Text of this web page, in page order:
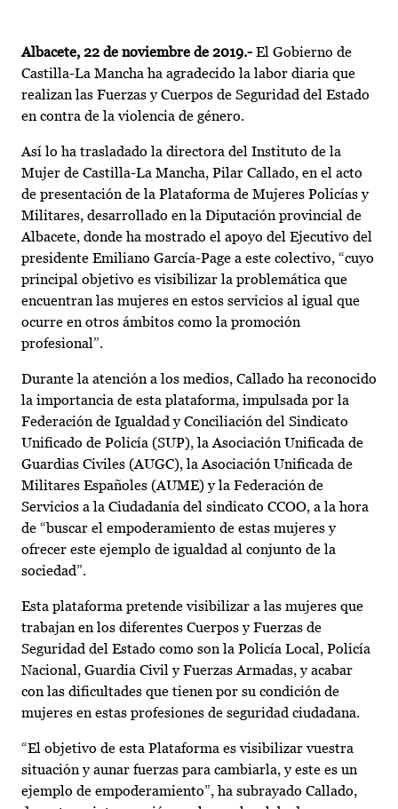
Albacete, 22 de noviembre de 2019.- El Gobierno de
Castilla-La Mancha ha agradecido la labor diaria que
realizan las Fuerzas y Cuerpos de Seguridad del Estado
en contra de la violencia de género.
Así lo ha trasladado la directora del Instituto de la
Mujer de Castilla-La Mancha, Pilar Callado, en el acto
de presentación de la Plataforma de Mujeres Policías y
Militares, desarrollado en la Diputación provincial de
Albacete, donde ha mostrado el apoyo del Ejecutivo del
presidente Emiliano García-Page a este colectivo, “cuyo
principal objetivo es visibilizar la problemática que
encuentran las mujeres en estos servicios al igual que
ocurre en otros ámbitos como la promoción
profesional”.
Durante la atención a los medios, Callado ha reconocido
la importancia de esta plataforma, impulsada por la
Federación de Igualdad y Conciliación del Sindicato
Unificado de Policía (SUP), la Asociación Unificada de
Guardias Civiles (AUGC), la Asociación Unificada de
Militares Españoles (AUME) y la Federación de
Servicios a la Ciudadanía del sindicato CCOO, a la hora
de “buscar el empoderamiento de estas mujeres y
ofrecer este ejemplo de igualdad al conjunto de la
sociedad”.
Esta plataforma pretende visibilizar a las mujeres que
trabajan en los diferentes Cuerpos y Fuerzas de
Seguridad del Estado como son la Policía Local, Policía
Nacional, Guardia Civil y Fuerzas Armadas, y acabar
con las dificultades que tienen por su condición de
mujeres en estas profesiones de seguridad ciudadana.
“El objetivo de esta Plataforma es visibilizar vuestra
situación y aunar fuerzas para cambiarla, y este es un
ejemplo de empoderamiento”, ha subrayado Callado,